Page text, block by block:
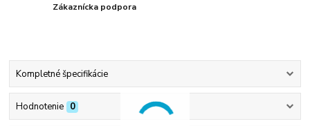
Zákaznícka podpora
Kompletné špecifikácie
Hodnotenie 0